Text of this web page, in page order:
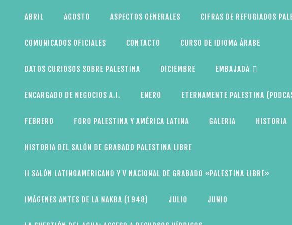
ABRIL AGOSTO ASPECTOS GENERALES CIFRAS DE REFUGIADOS
COMUNICADOS OFICIALES CONTACTO CURSO DE IDIOMA ÁRABE
DATOS CURIOSOS SOBRE PALESTINA DICIEMBRE EMBAJADA
ENCARGADO DE NEGOCIOS A.I. ENERO ETERNAMENTE PALESTINA
FEBRERO FORO PALESTINA Y AMÉRICA LATINA GALERIA HISTORIA
HISTORIA DEL SALÓN DE GRABADO PALESTINA LIBRE
II SALÓN LATINOAMERICANO Y V NACIONAL DE GRABADO «PALESTINA LIBRE»
IMÁGENES ANTES DE LA NAKBA (1948) JULIO JUNIO